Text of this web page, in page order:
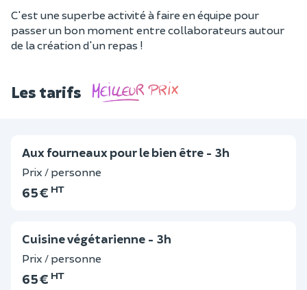
C'est une superbe activité à faire en équipe pour
passer un bon moment entre collaborateurs autour
de la création d'un repas !
Les tarifs
Aux fourneaux pour le bien être - 3h
Prix / personne
65 € HT
Cuisine végétarienne - 3h
Prix / personne
65 € HT